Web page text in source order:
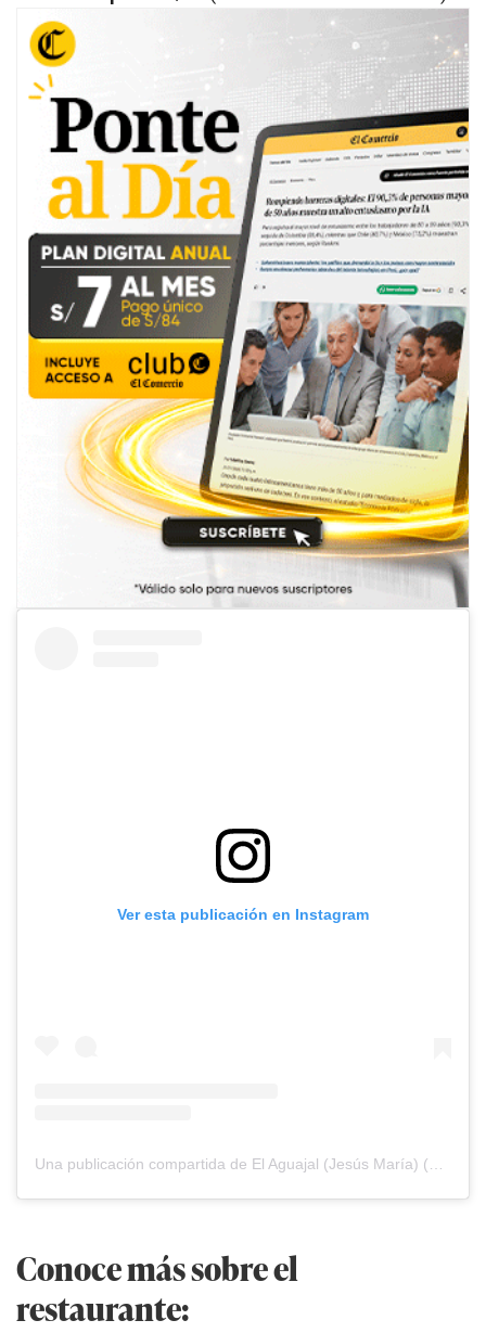
Ver esta publicación en Instagram
Una publicación compartida de El Aguajal (Jesús María) (@elaguajal.jesusmaria)
Conoce más sobre el
restaurante: